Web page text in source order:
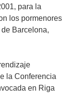
para la
los pormenores
Barcelona,
la Conferencia
en Riga